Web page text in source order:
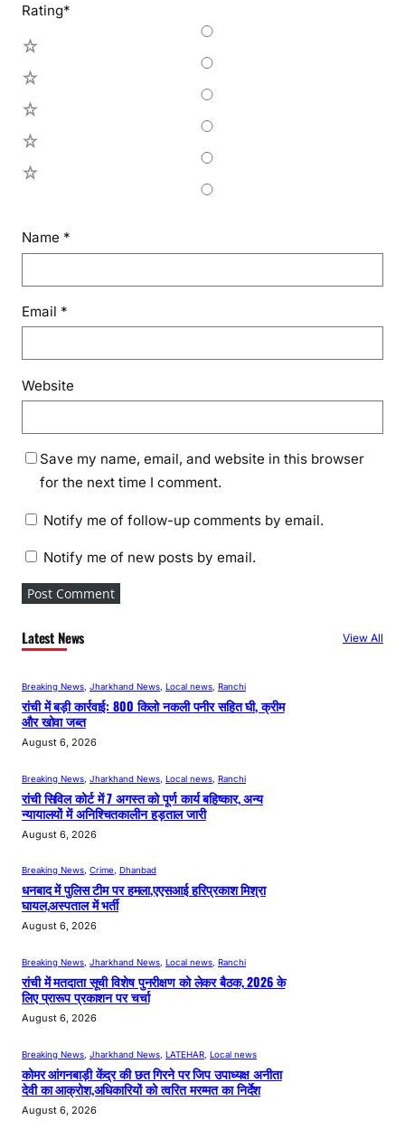
Rating*
Name *
Email *
Website
Save my name, email, and website in this browser
for the next time I comment.
Notify me of follow-up comments by email.
Notify me of new posts by email.
Latest News View All
Breaking News Jharkhand News Local news Ranchi
रांची में बड़ी कार्रवाई: 800 किलो नकली पनीर सहित घी, क्रीम
और खोवा जब्त
August 6, 2026
Breaking News Jharkhand News Local news Ranchi
रांची सिविल कोर्ट में 7 अगस्त को पूर्ण कार्य बहिष्कार, अन्य
न्यायालयों में अनिश्चितकालीन हड़ताल जारी
August 6, 2026
Breaking News, Crime, Dhanbad
धनबाद में पुलिस टीम पर हमला,एएसआई हरिप्रकाश मिश्रा
घायल,अस्पताल में भर्ती
August 6, 2026
Breaking News Jharkhand News Local news Ranchi
रांची में मतदाता सूची विशेष पुनरीक्षण को लेकर बैठक, 2026 के
लिए प्रारूप प्रकाशन पर चर्चा
August 6, 2026
Breaking News Jharkhand News LATEHAR Local news
कोमर आंगनबाड़ी केंद्र की छत गिरने पर जिप उपाध्यक्ष अनीता
देवी का आक्रोश,अधिकारियों को त्वरित मरम्मत का निर्देश
August 6, 2026